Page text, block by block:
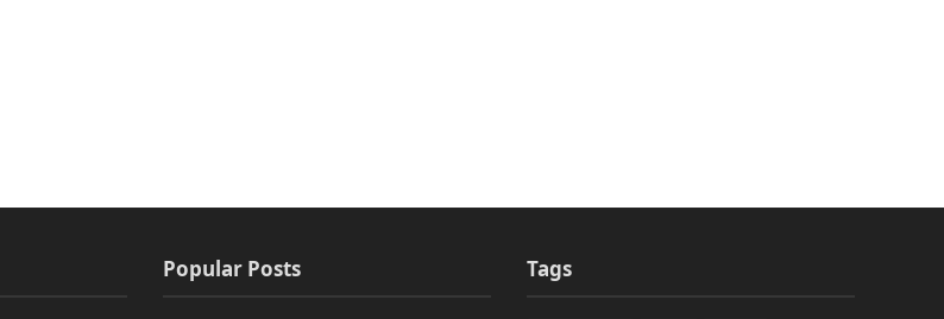
Popular Posts Tags